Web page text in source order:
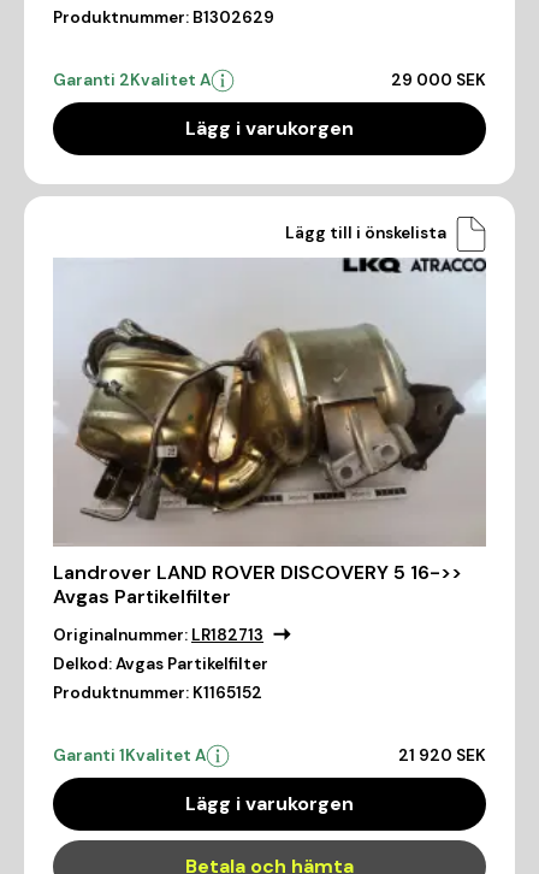
Produktnummer: B1302629
Garanti 2Kvalitet A 29 000 SEK
Lägg i varukorgen
Lägg till i önskelista
Landrover LAND ROVER DISCOVERY 5 16->>
Avgas Partikelfilter
Originalnummer: LR182713
Delkod:Avgas Partikelfilter
Produktnummer: K1165152
Garanti 1Kvalitet A 21 920 SEK
Lägg i varukorgen
Betala och hämta